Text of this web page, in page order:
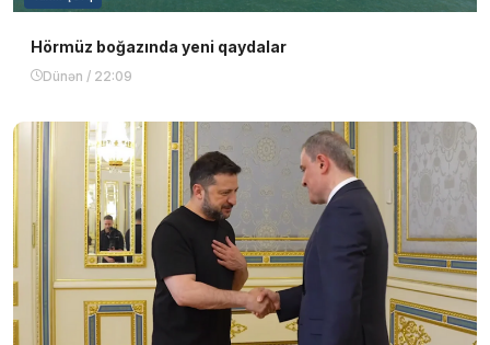
Hörmüz boğazında yeni qaydalar
Dünən / 22:09